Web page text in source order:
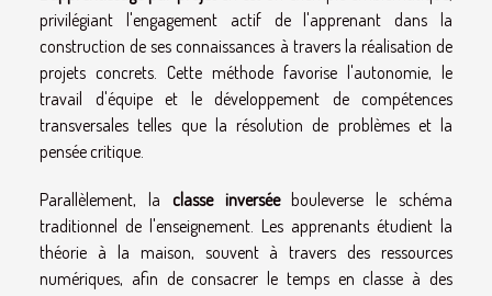
privilégiant l'engagement actif de l'apprenant dans la
construction de ses connaissances à travers la réalisation de
projets concrets. Cette méthode favorise l'autonomie, le
travail d'équipe et le développement de compétences
transversales telles que la résolution de problèmes et la
pensée critique.
Parallèlement, la classe inverséebouleverse le schéma
traditionnel de l'enseignement. Les apprenants étudient la
théorie à la maison, souvent à travers des ressources
numériques, afin de consacrer le temps en classe à des